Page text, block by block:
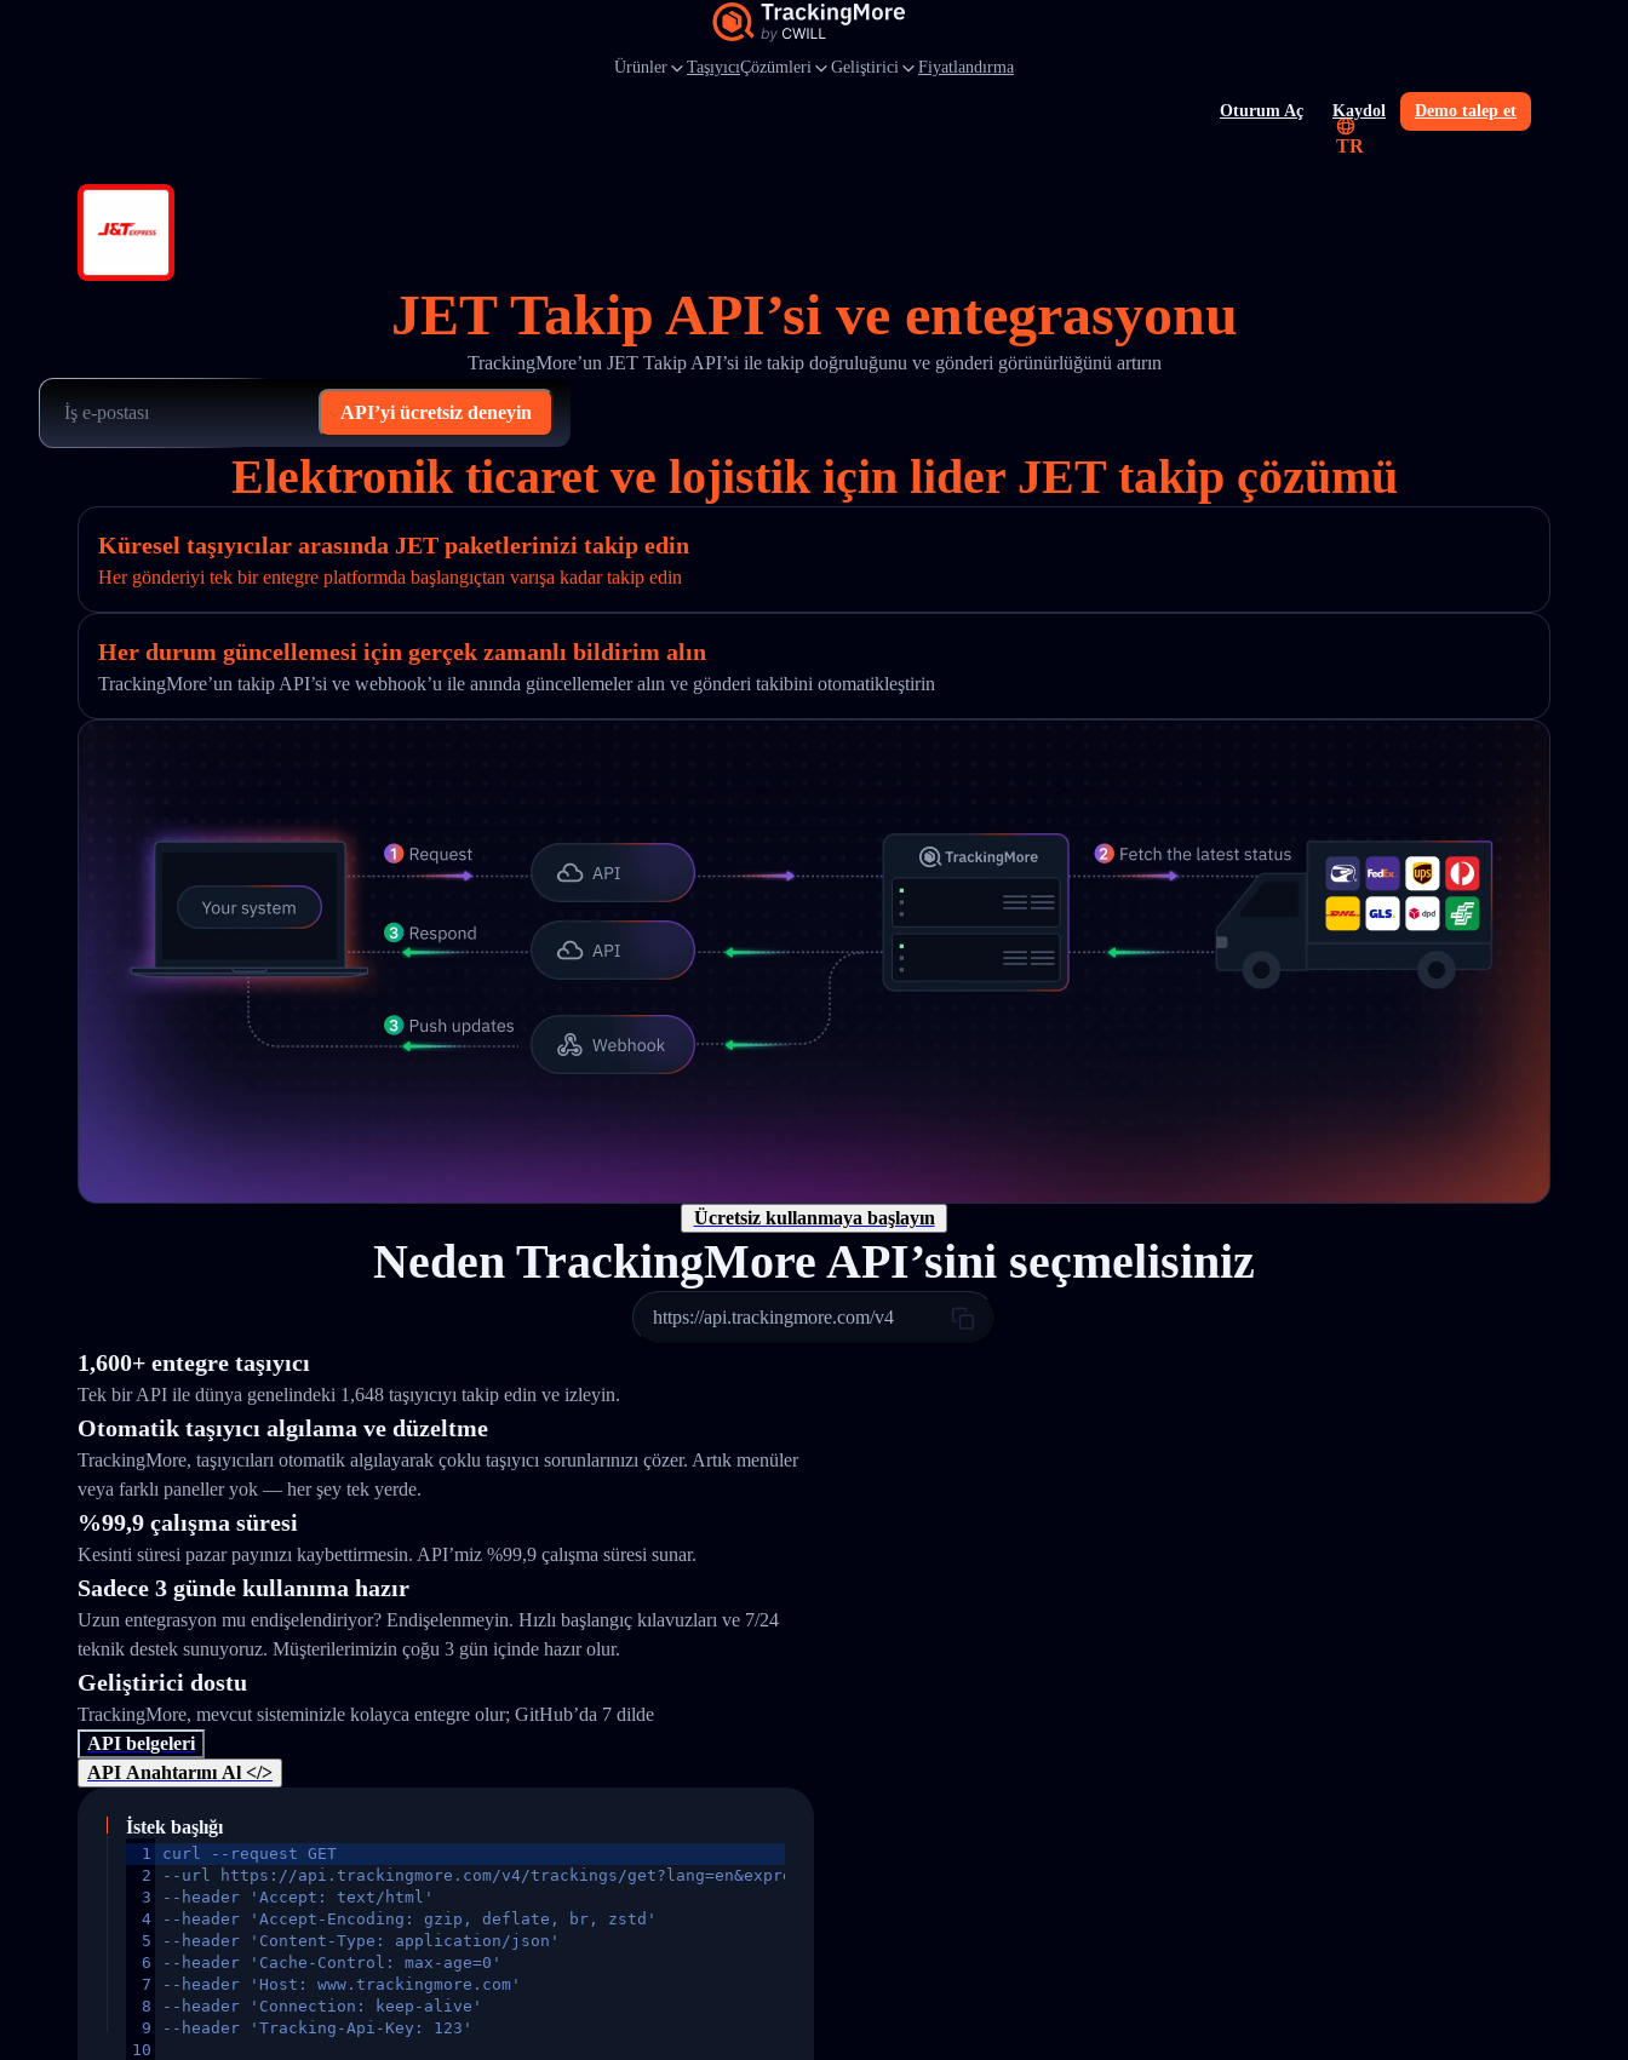
Ürünler TaşıyıcıÇözümleri Geliştirici Fiyatlandırma
Oturum Aç Kaydol Demo talep et
TR
JET Takip API’si ve entegrasyonu
TrackingMore’un JET Takip API’si ile takip doğruluğunu ve gönderi görünürlüğünü artırın
API’yi ücretsiz deneyin
Elektronik ticaret ve lojistik için lider JET takip çözümü
Küresel taşıyıcılar arasında JET paketlerinizi takip edin
Her gönderiyi tek bir entegre platformda başlangıçtan varışa kadar takip edin
Her durum güncellemesi için gerçek zamanlı bildirim alın
TrackingMore’un takip API’si ve webhook’u ile anında güncellemeler alın ve gönderi takibini otomatikleştirin
Ücretsiz kullanmaya başlayın
Neden TrackingMore API’sini seçmelisiniz
https://api.trackingmore.com/v4
1,600+ entegre taşıyıcı
Tek bir API ile dünya genelindeki 1,648 taşıyıcıyı takip edin ve izleyin.
Otomatik taşıyıcı algılama ve düzeltme
TrackingMore, taşıyıcıları otomatik algılayarak çoklu taşıyıcı sorunlarınızı çözer. Artık menüler
veya farklı paneller yok — her şey tek yerde.
%99,9 çalışma süresi
Kesinti süresi pazar payınızı kaybettirmesin. API’miz %99,9 çalışma süresi sunar.
Sadece 3 günde kullanıma hazır
Uzun entegrasyon mu endişelendiriyor? Endişelenmeyin. Hızlı başlangıç kılavuzları ve 7/24
teknik destek sunuyoruz. Müşterilerimizin çoğu 3 gün içinde hazır olur.
Geliştirici dostu
TrackingMore, mevcut sisteminizle kolayca entegre olur; GitHub’da 7 dilde
API belgeleri
API Anahtarını Al </>
İstek başlığı
1
2
3
4
5
6
7
8
9
10
curl --request GET
--url https://api.trackingmore.com/v4/trackings/get?lang=en&express=ups&tracknumber=1939155131
--header 'Accept: text/html'
--header 'Accept-Encoding: gzip, deflate, br, zstd'
--header 'Content-Type: application/json'
--header 'Cache-Control: max-age=0'
--header 'Host: www.trackingmore.com'
--header 'Connection: keep-alive'
--header 'Tracking-Api-Key: 123'